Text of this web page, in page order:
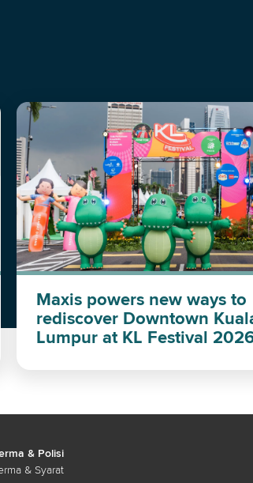
Maxis powers new ways to
rediscover Downtown
Lumpur at KL Festival
& Polisi
& Syarat